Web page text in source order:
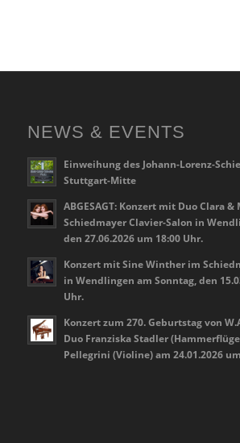
NEWS & EVENTS
Einweihung des Johann-Lorenz-
Stuttgart-Mitte
ABGESAGT: Konzert mit Duo Clara
Schiedmayer Clavier-Salon in
den 27.06.2026 um 18:00 Uhr.
Konzert mit Sine Winther im
in Wendlingen am Sonntag, den
Uhr.
Konzert zum 270. Geburtstag von
Duo Franziska Stadler
Pellegrini (Violine) am 24.01.2026